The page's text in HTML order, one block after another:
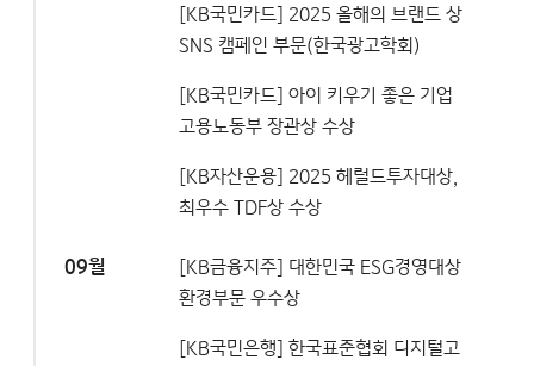
[KB국민카드] 2025 올해의 브랜드 상
SNS 캠페인 부문(한국광고학회)
[KB국민카드] 아이 키우기 좋은 기업
고용노동부 장관상 수상
[KB자산운용] 2025 헤럴드투자대상,
최우수 TDF상 수상
09월
[KB금융지주] 대한민국 ESG경영대상
환경부문 우수상
[KB국민은행] 한국표준협회 디지털고